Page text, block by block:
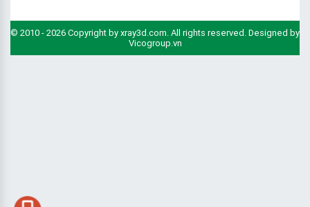
© 2010 - 2026 Copyright by xray3d.com. All rights reserved. Designed by
Vicogroup.vn